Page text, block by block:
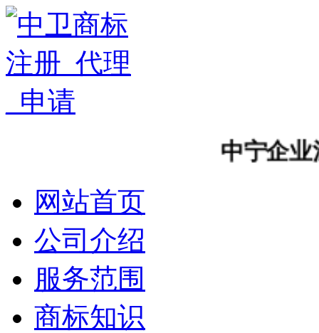
中宁企业注
网站首页
公司介绍
服务范围
商标知识